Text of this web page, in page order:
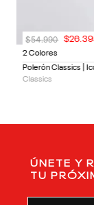
2 Colores
Polerón Classics |
Classics
$54.990 $26.
ÚNETE Y
TU